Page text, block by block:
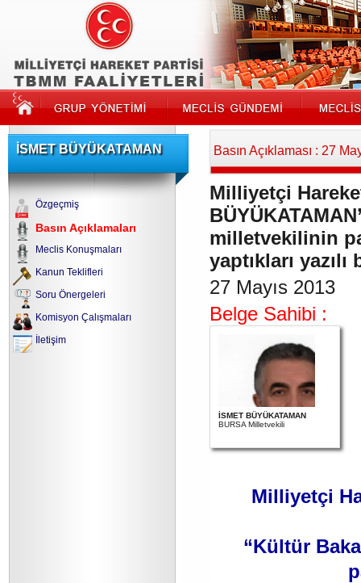
İSMET BÜYÜKATAMAN
Özgeçmiş
Basın Açıklamaları
Meclis Konuşmaları
Kanun Teklifleri
Soru Önergeleri
Komisyon Çalışmaları
İletişim
Basın Açıklaması : 27
Milliyetçi
milletvekilinin
yaptıkları yazılı
27 Mayıs 2013
Belge Sahibi :
İSMET BÜYÜKATAMAN
BURSA Milletvekili
Milliyetçi
“Kültür